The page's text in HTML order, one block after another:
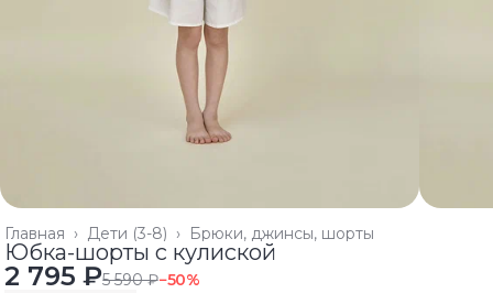
Брюки, джинсы, шорты
Дети (3-8) ›
Главная ›
Юбка-шорты с кулиской
2 795 ₽5 590 ₽−50%